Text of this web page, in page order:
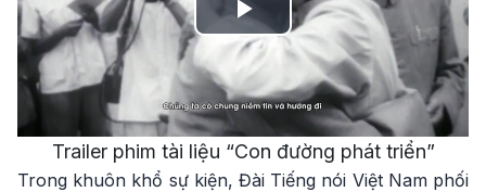
Play
Video
Trailer phim tài liệu “Con đường phát triển”
Trong khuôn khổ sự kiện, Đài Tiếng nói Việt Nam phối